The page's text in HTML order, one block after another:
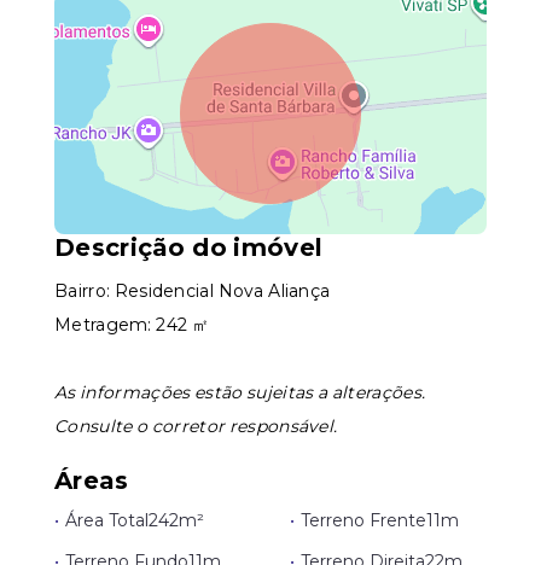
Descrição do imóvel
Bairro: Residencial Nova Aliança
Metragem: 242 ㎡
As informações estão sujeitas a alterações.
Consulte o corretor responsável.
Áreas
• Área Total242m² • Terreno Frente11m